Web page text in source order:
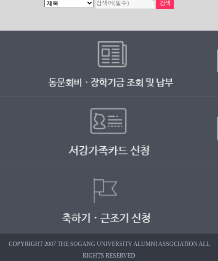
COPYRIGHT 2007 THE SOGANG UNIVERSITY ALUMNI ASSOCIATION ALL
RIGHTS RESERVED